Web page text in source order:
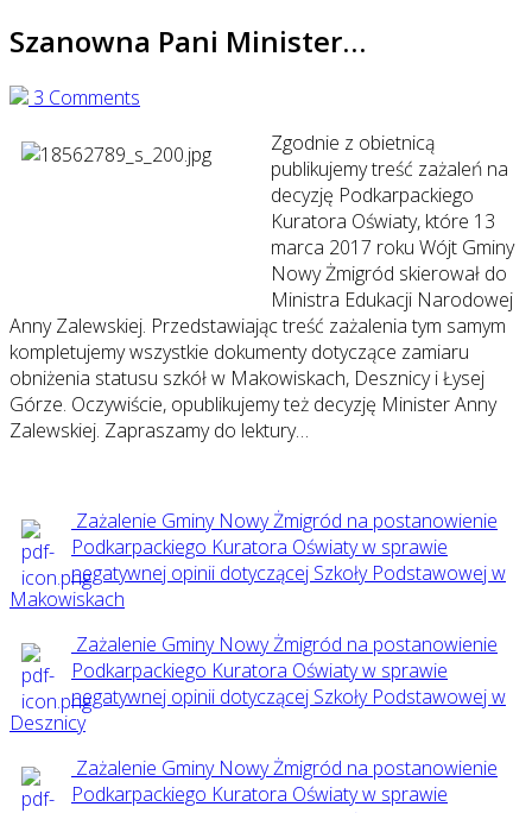
Szanowna Pani Minister…
3 Comments
Zgodnie z obietnicą
publikujemy treść zażaleń na
decyzję Podkarpackiego
Kuratora Oświaty, które 13
marca 2017 roku Wójt Gminy
Nowy Żmigród skierował do
Ministra Edukacji Narodowej
Anny Zalewskiej. Przedstawiając treść zażalenia tym samym
kompletujemy wszystkie dokumenty dotyczące zamiaru
obniżenia statusu szkół w Makowiskach, Desznicy i Łysej
Górze. Oczywiście, opublikujemy też decyzję Minister Anny
Zalewskiej. Zapraszamy do lektury…
Zażalenie Gminy Nowy Żmigród na postanowienie
Podkarpackiego Kuratora Oświaty w sprawie
negatywnej opinii dotyczącej Szkoły Podstawowej w
Makowiskach
Zażalenie Gminy Nowy Żmigród na postanowienie
Podkarpackiego Kuratora Oświaty w sprawie
negatywnej opinii dotyczącej Szkoły Podstawowej w
Desznicy
Zażalenie Gminy Nowy Żmigród na postanowienie
Podkarpackiego Kuratora Oświaty w sprawie